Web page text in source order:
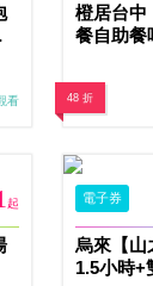
看
橙居台中
餐自助餐
48 折
起 電子券
烏來【山
1.5小時+